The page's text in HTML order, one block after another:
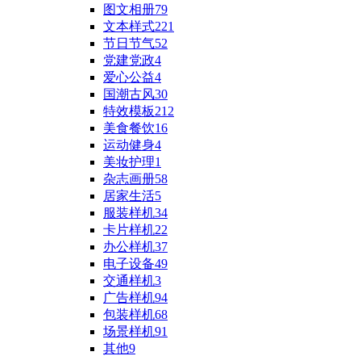
图文相册79
文本样式221
节日节气52
党建党政4
爱心公益4
国潮古风30
特效模板212
美食餐饮16
运动健身4
美妆护理1
杂志画册58
居家生活5
服装样机34
卡片样机22
办公样机37
电子设备49
交通样机3
广告样机94
包装样机68
场景样机91
其他9